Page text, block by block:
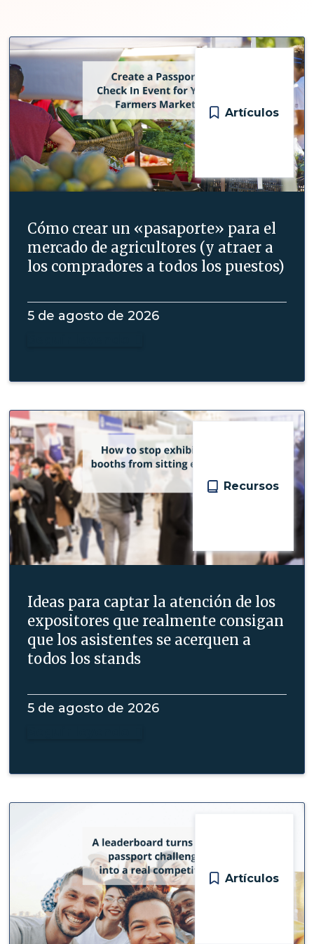
Artículos
Cómo crear un «pasaporte» para el
mercado de agricultores (y atraer a
los compradores a todos los puestos)
5 de agosto de 2026
Recursos
Ideas para captar la atención de los
expositores que realmente consigan
que los asistentes se acerquen a
todos los stands
5 de agosto de 2026
Artículos